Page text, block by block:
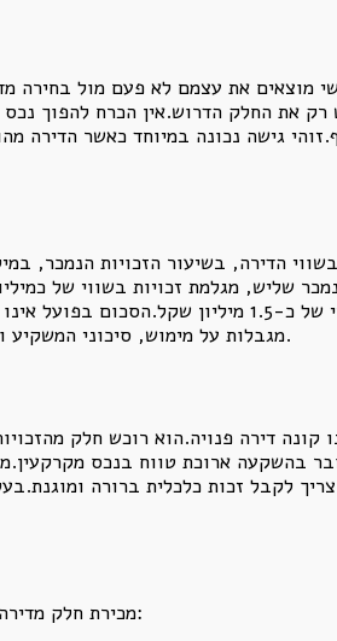
מוצאים את עצמם לא פעם מול בחירה
את החלק הדרוש.אין הכרח להפוך
מגלמת חלק בשווי של כ-1.5 מיליון
מגבלות על מימוש, סיכוני המשקיע והוצאות נלוות.לכן נדרשת שמאות מקצועית, ולא חישוב פשטני המבוסס רק על אחוז מתוך מחיר שוק.
קונה דירה פנויה.הוא רוכש חלק
בהשקעה ארוכת טווח בנכס
לקבל זכות כלכלית ברורה
מכירת חלק מדירה איננה יכולה להיעשות באמצעות הסכם קצר או עסקה סטנדרטית.יש להסדיר מראש ובצורה מפורטת: